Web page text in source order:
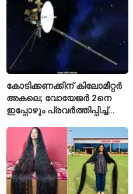
കോടിക്കണക്കിന് കിലോമീറ്റർ
അകലെ; വോയേജർ 2നെ
ഇപ്പോഴും പ്രവർത്തിപ്പിച്ച്